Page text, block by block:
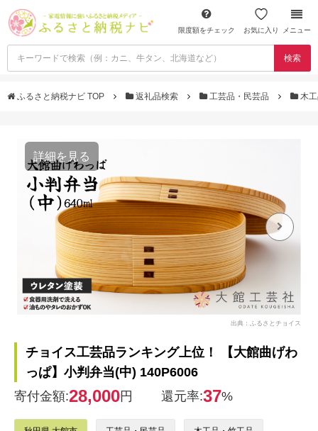
限度額をチェック お気に入り メニュー
検索
ふるさと納税ナビ TOP 返礼品検索 工芸品・民芸品 木
詳細を見る
出典：ふるさとチョイス
チョイス工芸品ランキング上位！ 【大館曲げわ
っぱ】小判弁当(中) 140P6006
寄付金額:28,000円 還元率:37%